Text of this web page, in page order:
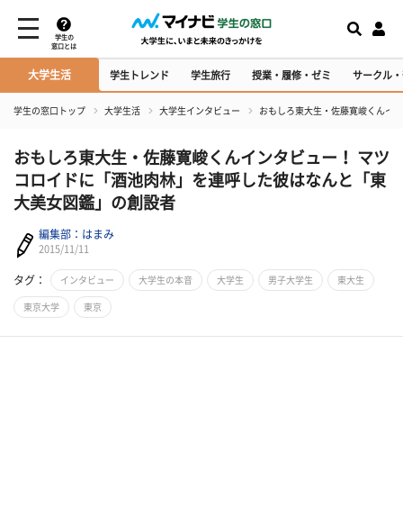
学生の
窓口とは
大学生活 学生トレンド 学生旅行 授業・履修・ゼミ サークル
学生の窓口トップ 大学生活 大学生インタビュー おもしろ東大生・佐藤寛峻くんイ
おもしろ東大生・佐藤寛峻くんインタビュー！ マツ
コロイドに「酒池肉林」を連呼した彼はなんと「東
大美女図鑑」の創設者
編集部：はまみ
2015/11/11
タグ： インタビュー 大学生の本音 大学生 男子大学生 東大生
東京大学 東京